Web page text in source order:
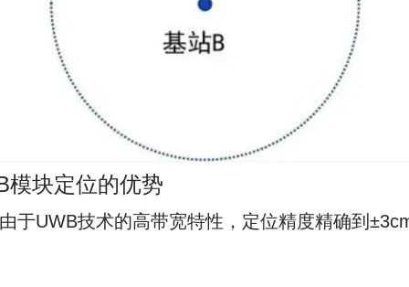
模块定位的优势
于UWB技术的高带宽特性，定位精度精确到